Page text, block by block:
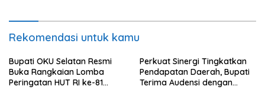
Rekomendasi untuk kamu
Bupati OKU Selatan Resmi
Buka Rangkaian Lomba
Peringatan HUT RI ke-81
Perkuat Sinergi Tingkatkan
Pendapatan Daerah, Bupati
Terima Audensi dengan